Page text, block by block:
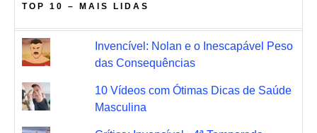
TOP 10 – MAIS LIDAS
Invencível: Nolan e o Inescapável Peso
das Consequências
10 Vídeos com Ótimas Dicas de Saúde
Masculina